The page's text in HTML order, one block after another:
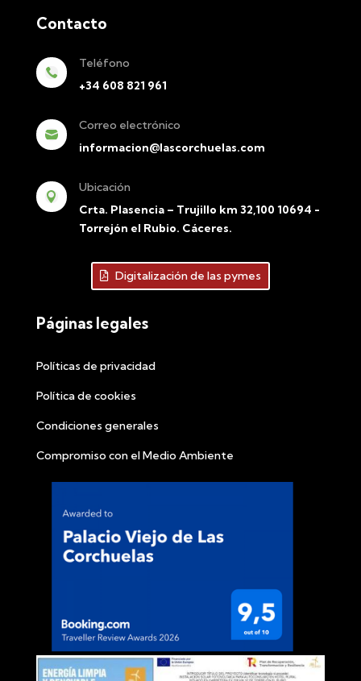
Contacto

Teléfono
+34 608 821 961

Correo electrónico
informacion@lascorchuelas.com

Ubicación
Crta. Plasencia – Trujillo km 32,100 10694 -
Torrejón el Rubio. Cáceres.
Digitalización de las pymes
Páginas legales
Políticas de privacidad
Política de cookies
Condiciones generales
Compromiso con el Medio Ambiente